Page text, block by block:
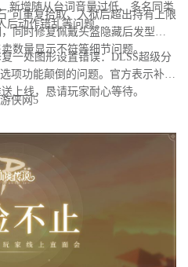
新增随从台词音量过低、多名同类
后动作错乱等问题。
重复拾取、入狱后超出持有上限
同时修复佩戴头盔隐藏后发型异
数量显示不符等细节问题。
一处图形设置错误：DLSS超级分
项功能颠倒的问题。官方表示补丁
上线，恳请玩家耐心等待。